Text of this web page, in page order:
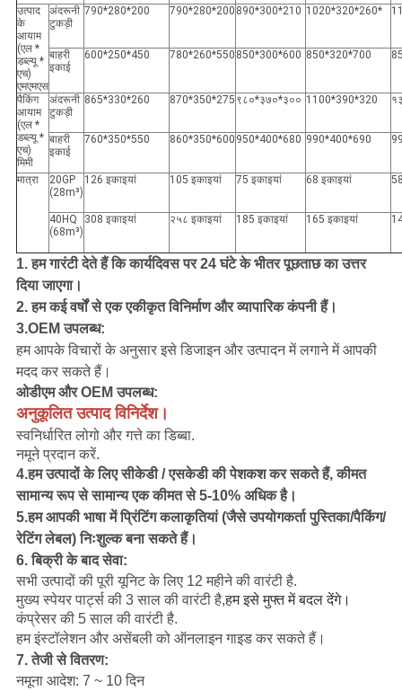
उत्पाद
के
आयाम
(एल *
डब्ल्यू *
एच)
एमएमएस
अंदरूनी
टुकड़ी
790*280*200 790*280*200 890*300*210 1020*320*260*
बाहरी
इकाई
600*250*450 780*260*550 850*300*600 850*320*700
पैकिंग
आयाम
(एल *
डब्ल्यू *
एच)
मिमी
अंदरूनी
टुकड़ी
865*330*260 870*350*275 ९८०*३७०*३०० 1100*390*320
बाहरी
इकाई
760*350*550 860*350*600 950*400*680 990*400*690
मात्रा
20GP
(28m³)
126 इकाइयां 105 इकाइयां 75 इकाइयां 68 इकाइयां
40HQ
(68m³)
308 इकाइयां २५८ इकाइयां 185 इकाइयां 165 इकाइयां
1. हम गारंटी देते हैं कि कार्यदिवस पर 24 घंटे के भीतर पूछताछ का उत्तर
दिया जाएगा।
2. हम कई वर्षों से एक एकीकृत विनिर्माण और व्यापारिक कंपनी हैं।
3.OEM उपलब्ध:
हम आपके विचारों के अनुसार इसे डिजाइन और उत्पादन में लगाने में आपकी
मदद कर सकते हैं।
ओडीएम और OEM उपलब्ध:
अनुकूलित उत्पाद विनिर्देश।
स्वनिर्धारित लोगो और गत्ते का डिब्बा.
नमूने प्रदान करें.
4.हम उत्पादों के लिए सीकेडी / एसकेडी की पेशकश कर सकते हैं, कीमत
सामान्य रूप से सामान्य एक कीमत से 5-10% अधिक है।
5.हम आपकी भाषा में प्रिंटिंग कलाकृतियां (जैसे उपयोगकर्ता पुस्तिका/पैकिंग/
रेटिंग लेबल) निःशुल्क बना सकते हैं।
6. बिक्री के बाद सेवा:
सभी उत्पादों की पूरी यूनिट के लिए 12 महीने की वारंटी है.
मुख्य स्पेयर पार्ट्स की 3 साल की वारंटी है,हम इसे मुफ्त में बदल देंगे।
कंप्रेसर की 5 साल की वारंटी है.
हम इंस्टॉलेशन और असेंबली को ऑनलाइन गाइड कर सकते हैं।
7. तेजी से वितरण:
नमूना आदेश: 7 ~ 10 दिन